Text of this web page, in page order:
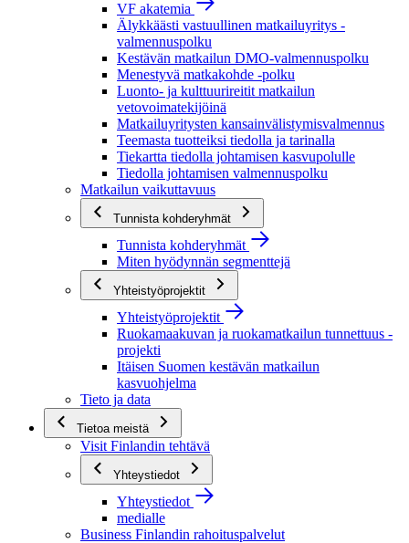
VF akatemia
Älykkäästi vastuullinen matkailuyritys -
valmennuspolku
Kestävän matkailun DMO-valmennuspolku
Menestyvä matkakohde -polku
Luonto- ja kulttuurireitit matkailun
vetovoimatekijöinä
Matkailuyritysten kansainvälistymisvalmennus
Teemasta tuotteiksi tiedolla ja tarinalla
Tiekartta tiedolla johtamisen kasvupolulle
Tiedolla johtamisen valmennuspolku
Matkailun vaikuttavuus
Tunnista kohderyhmät
Tunnista kohderyhmät
Miten hyödynnän segmenttejä
Yhteistyöprojektit
Yhteistyöprojektit
Ruokamaakuvan ja ruokamatkailun tunnettuus -
projekti
Itäisen Suomen kestävän matkailun
kasvuohjelma
Tieto ja data
Tietoa meistä
Visit Finlandin tehtävä
Yhteystiedot
Yhteystiedot
medialle
Business Finlandin rahoituspalvelut